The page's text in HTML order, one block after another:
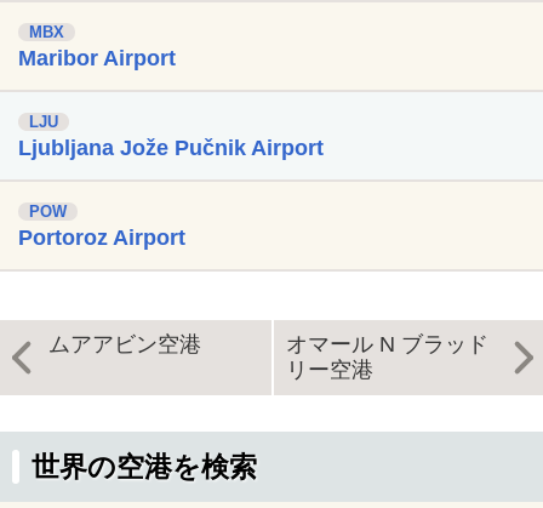
MBX
Maribor Airport
LJU
Ljubljana Jože Pučnik Airport
POW
Portoroz Airport
ムアアビン空港
オマール N ブラッド
リー空港
世界の空港を検索